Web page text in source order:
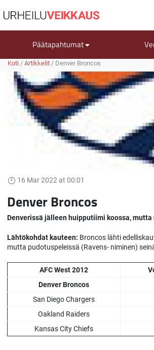
Päätapahtumat
Koti / Artikkelit / Denver Broncos
16 Mar 2022 at 00:01
Denver Broncos
Denverissä jälleen huipputiimi koossa,
Lähtökohdat kauteen: Broncos lähti
mutta pudotuspeleissä (Ravens- niminen)
AFC West 2012
Denver Broncos
San Diego Chargers
Oakland Raiders
Kansas City Chiefs